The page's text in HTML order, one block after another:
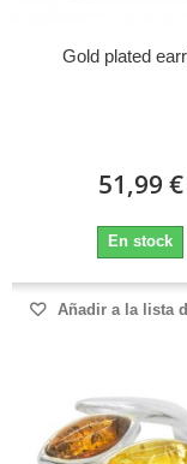
Gold plated
51,99 €
En stock
Añadir a la lista